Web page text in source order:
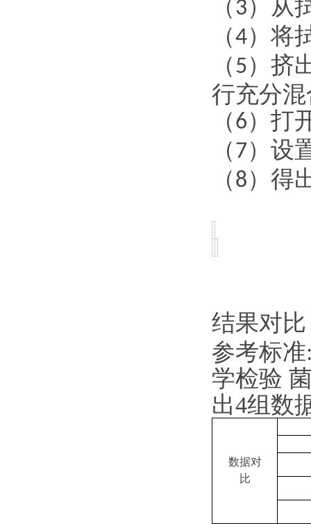
（ 3 ）从
（4）将
（5）挤
行充分
（6）打
（7）设
（8）得
结果对
参考标准
学检验
出4组数
数据对
比